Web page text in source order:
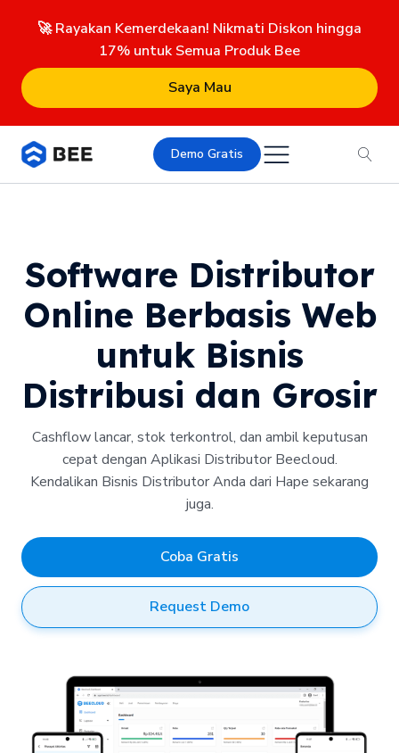
🚀 Rayakan Kemerdekaan! Nikmati Diskon hingga
17% untuk Semua Produk Bee
Saya Mau
Demo Gratis
Software Distributor
Online Berbasis Web
untuk Bisnis
Distribusi dan Grosir
Cashflow lancar, stok terkontrol, dan ambil keputusan
cepat dengan Aplikasi Distributor Beecloud.
Kendalikan Bisnis Distributor Anda dari Hape sekarang
juga.
Coba Gratis
Request Demo